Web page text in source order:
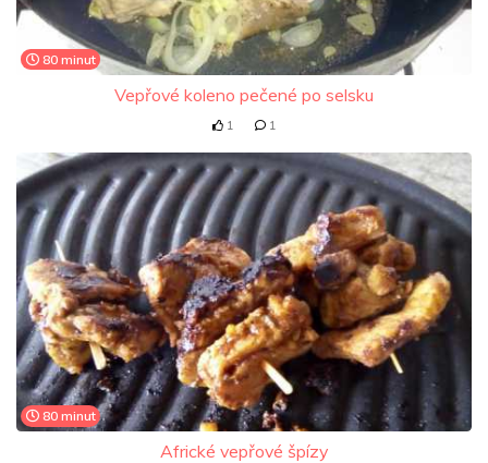
80 minut
Vepřové koleno pečené po selsku
1 1
80 minut
Africké vepřové špízy